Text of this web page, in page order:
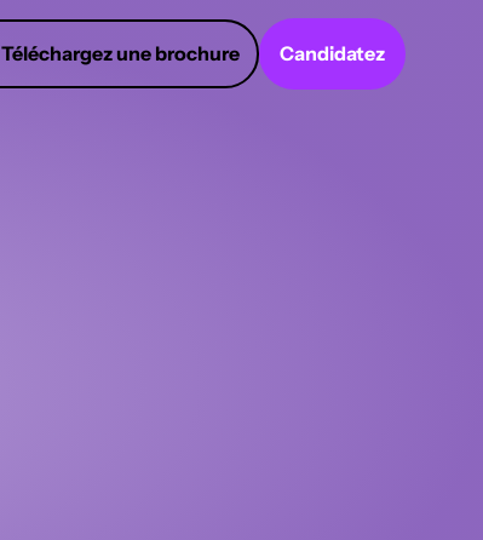
Téléchargez une brochure Candidatez